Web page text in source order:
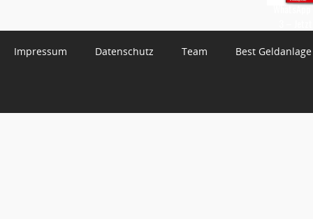
Impressum Datenschutz Team Best Geldanlage